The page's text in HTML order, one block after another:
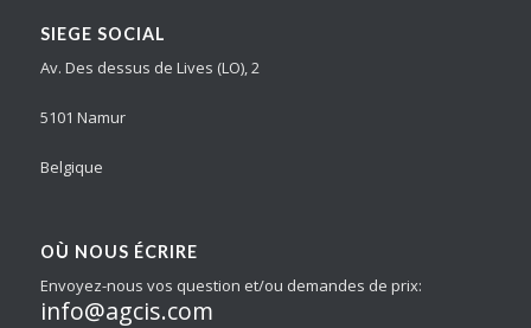
SIEGE SOCIAL
Av. Des dessus de Lives (LO), 2
5101 Namur
Belgique
OÙ NOUS ÉCRIRE
Envoyez-nous vos question et/ou demandes de prix:
info@agcis.com